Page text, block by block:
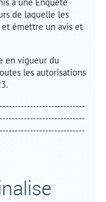
de laquelle les
émettre un avis et
en vigueur du
les autorisations